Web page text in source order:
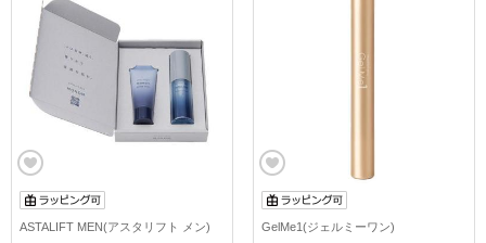
ASTALIFT MEN(アスタリフト メン) GelMe1(ジェルミーワン)